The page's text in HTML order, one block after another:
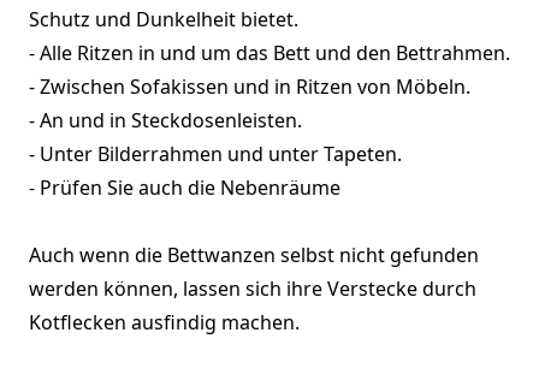
Schutz und Dunkelheit bietet.
- Alle Ritzen in und um das Bett und den Bettrahmen.
- Zwischen Sofakissen und in Ritzen von Möbeln.
- An und in Steckdosenleisten.
- Unter Bilderrahmen und unter Tapeten.
- Prüfen Sie auch die Nebenräume
Auch wenn die Bettwanzen selbst nicht gefunden
werden können, lassen sich ihre Verstecke durch
Kotflecken ausfindig machen.